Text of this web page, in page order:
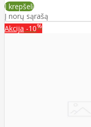
Į krepšelį
Į norų sąrašą
Akcija -10%